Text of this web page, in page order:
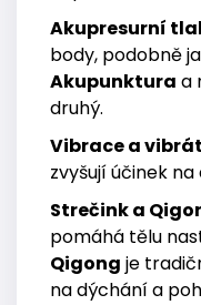
Akupresurní
body, podobně
Akupunktura a
druhý.
Vibrace a
zvyšují účinek
Strečink a
pomáhá tělu
Qigong je
na dýchání a